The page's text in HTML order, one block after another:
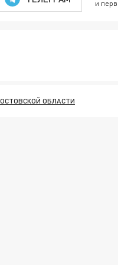
и
ОБЛАСТИ